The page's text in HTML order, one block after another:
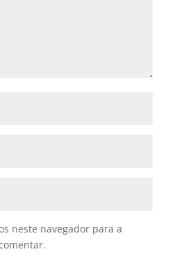
neste navegador para a